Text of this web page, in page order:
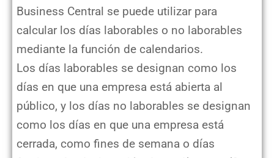
Business Central se puede utilizar para
calcular los días laborables o no laborables
mediante la función de calendarios.
Los días laborables se designan como los
días en que una empresa está abierta al
público, y los días no laborables se designan
como los días en que una empresa está
cerrada, como fines de semana o días